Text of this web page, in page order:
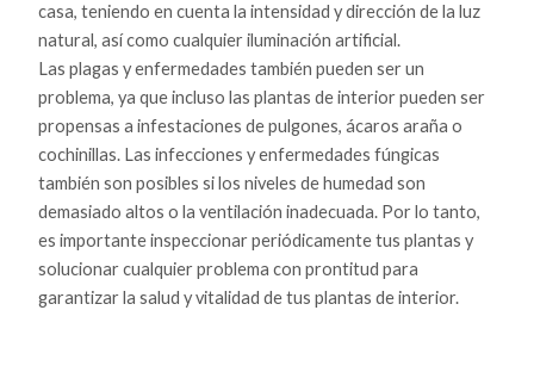
casa, teniendo en cuenta la intensidad y dirección de la luz
natural, así como cualquier iluminación artificial.
Las plagas y enfermedades también pueden ser un
problema, ya que incluso las plantas de interior pueden ser
propensas a infestaciones de pulgones, ácaros araña o
cochinillas. Las infecciones y enfermedades fúngicas
también son posibles si los niveles de humedad son
demasiado altos o la ventilación inadecuada. Por lo tanto,
es importante inspeccionar periódicamente tus plantas y
solucionar cualquier problema con prontitud para
garantizar la salud y vitalidad de tus plantas de interior.